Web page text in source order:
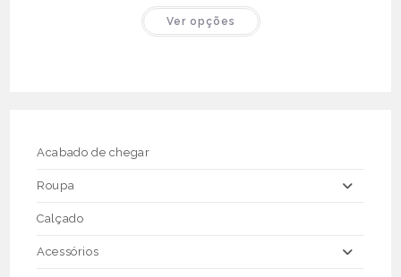
Ver opções
product
Acabado de chegar
Roupa
Calçado
Acessórios